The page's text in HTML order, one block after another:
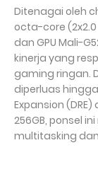
Ditenagai oleh
octa-core (2x2.0
dan GPU Mali-
kinerja yang
gaming ringan.
diperluas hingga
Expansion
256GB, ponsel
multitasking